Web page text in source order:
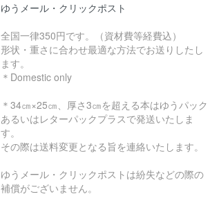
ゆうメール・クリックポスト
全国一律350円です。（資材費等経費込）
形状・重さに合わせ最適な方法でお送りしたし
ます。
＊Domestic only
＊34㎝×25㎝、厚さ3㎝を超える本はゆうパック
あるいはレターパックプラスで発送いたしま
す。
その際は送料変更となる旨を連絡いたします。
ゆうメール・クリックポストは紛失などの際の
補償がございません。